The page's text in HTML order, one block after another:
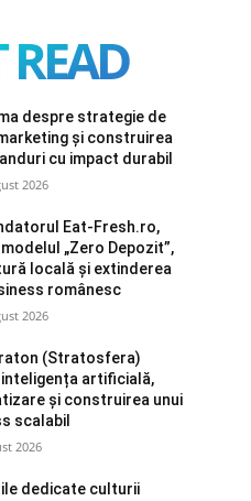
despre strategie de
și construirea
cu impact durabil
2026
Eat-Fresh.ro,
„Zero Depozit”,
locală și extinderea
românesc
2026
(Stratosfera)
artificială,
și construirea unui
scalabil
2026
dedicate culturii